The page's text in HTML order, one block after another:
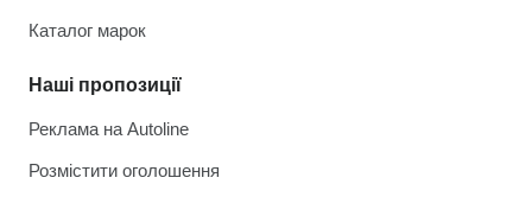
Каталог марок
Наші пропозиції
Реклама на Autoline
Розмістити оголошення